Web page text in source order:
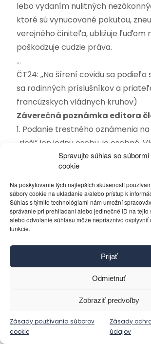
Spravujte súhlas so súbormi
cookie
Na poskytovanie tých najlepších skúseností
súbory cookie na ukladanie a/alebo prístup k
Súhlas s týmito technológiami nám umožní
správanie pri prehliadaní alebo jedinečné ID na tejto
alebo odvolanie súhlasu môže nepriaznivo ovplyvniť
funkcie.
Prijať
Odmietnuť
Zobraziť predvoľby
Zásady používania súborov
cookie
Zásady
údajov
lebo vydaním nulitných
ktoré sú vynucované pokutou,
verejného činiteľa, ubližuje ľuďom
poškodzuje cudzie práva.
…
ČT24: „Na šírení covidu sa
sa rodinných príslušníkov a
francúzskych vládnych kruhov)
Záverečná poznámka editora
1. Podanie trestného oznámenia na
„rieši“ len jednu osobu. je osobné.
názorom Ústredného krízového
2. Vec by mal riešiť a vydať nález
poznámka: Nekoná ex offo, len na
…
1. Vláda môže konať len v
ktorý musí byť v súlade s Listinou
práv a slobôd a Ústavou SR;
2: Občania sú povinní konať len v
zákona, ktorý musí byť v súlade s
Inak sú všetky vládne nariadenia
Dôsledky úpadku vzdelania sa